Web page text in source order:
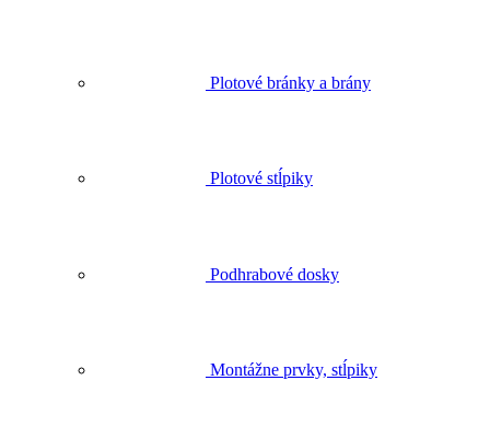
Plotové bránky a brány
Plotové stĺpiky
Podhrabové dosky
Montážne prvky, stĺpiky